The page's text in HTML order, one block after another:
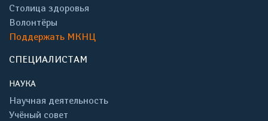
Столица здоровья
Волонтёры
Поддержать МКНЦ
СПЕЦИАЛИСТАМ
НАУКА
Научная деятельность
Учёный совет